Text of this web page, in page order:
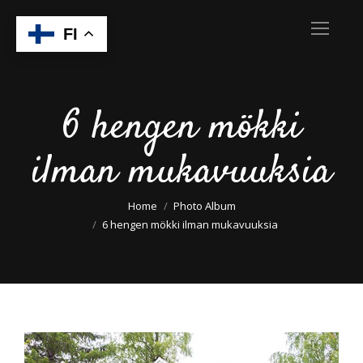
6 hengen mökki
ilman mukavuuksia
Home
Photo Album
6 hengen mökki ilman mukavuuksia
FI